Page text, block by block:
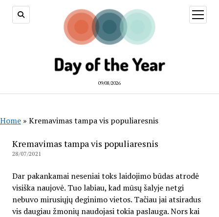
09/08/2026
open
menu
Home » Kremavimas tampa vis populiaresnis
Kremavimas tampa vis populiaresnis
28/07/2021
Dar pakankamai neseniai toks laidojimo būdas atrodė
visiška naujovė. Tuo labiau, kad mūsų šalyje netgi
nebuvo mirusiųjų deginimo vietos. Tačiau jai atsiradus
vis daugiau žmonių naudojasi tokia paslauga. Nors kai